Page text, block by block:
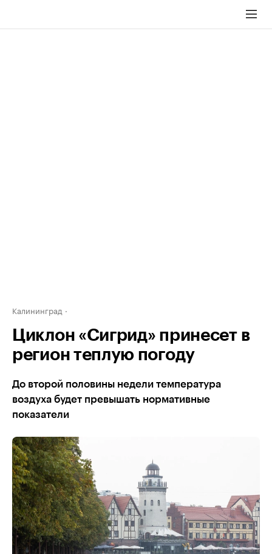
Калининград
Циклон «Сигрид» принесет в
регион теплую погоду
До второй половины недели температура
воздуха будет превышать нормативные
показатели